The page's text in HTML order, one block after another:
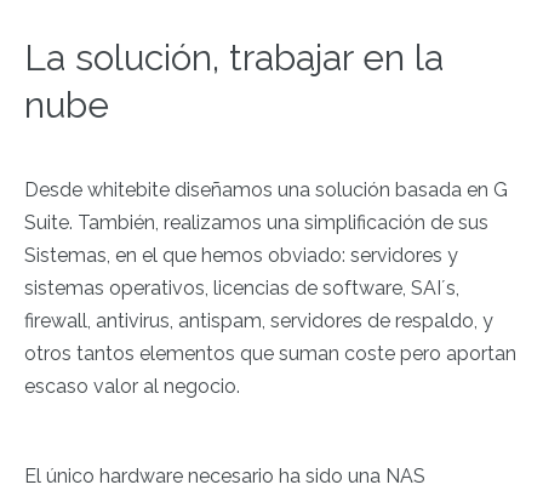
La solución, trabajar en la
nube
​Desde whitebite ​diseñamos una solución basada en G
Suite. También, realizamos una simplificación de sus
Sistemas, en el que hemos obviado: servidores y
sistemas operativos, licencias de software, SAI´s,
firewall, antivirus, antispam, servidores de respaldo, y
otros tantos elementos que suman coste pero aportan
escaso valor al negocio.
El único hardware necesario ha sido una NAS